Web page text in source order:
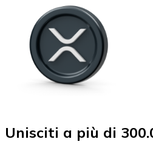
Unisciti a più di